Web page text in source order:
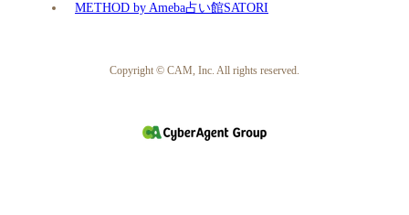
METHOD by Ameba占い館SATORI
Copyright © CAM, Inc. All rights reserved.